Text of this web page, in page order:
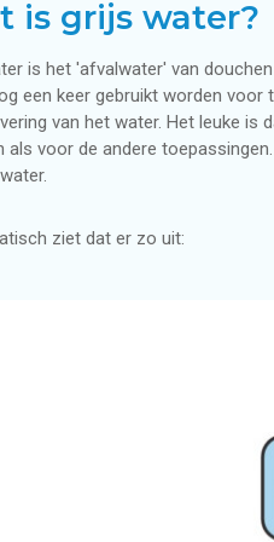
voor grijswatersysteem
is grijs water?
is het 'afvalwater' van
een keer gebruikt worden voor
van het water. Het leuke is
als voor de andere
ziet dat er zo uit: